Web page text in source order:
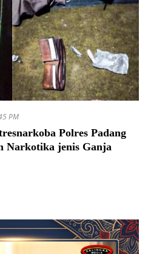
PM
Polres Padang
Narkotika jenis Ganja